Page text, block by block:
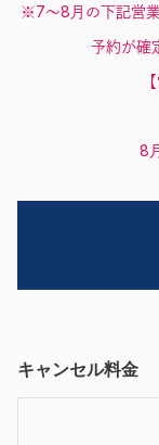
※7～8月の下記営
予約が確
7
8月
キャンセル料金